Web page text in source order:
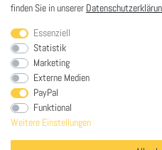
© HaWoTEC GmbH. Alle Rechte
finden Sie in unserer
Essenziell
Statistik
Marketing
Externe Medien
PayPal
Funktional
Weitere Einstellungen